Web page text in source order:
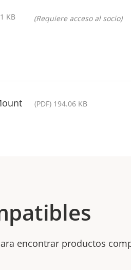
KB (Requiere acceso al socio)
(PDF) 194.06 KB
encontrar productos